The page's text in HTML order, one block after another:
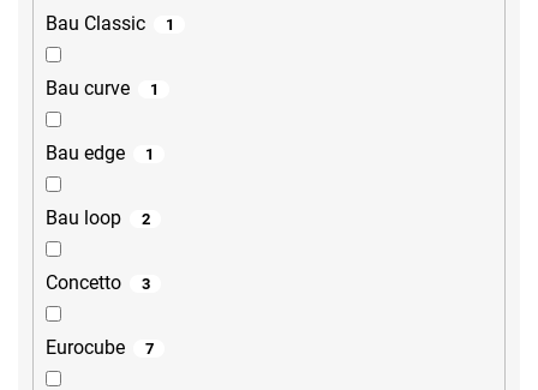
Bau Classic 1
Bau curve 1
Bau edge 1
Bau loop 2
Concetto 3
Eurocube 7